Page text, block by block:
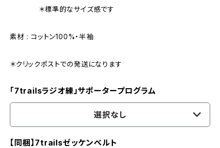
＊標準的なサイズ感です
素材 : コットン100%・半袖
＊クリックポストでの発送になります
「7trailsラジオ練」サポータープログラム
選択なし
【同梱】7trailsゼッケンベルト